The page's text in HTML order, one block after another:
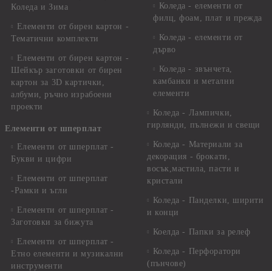
Коледа и Зима
Елементи от бирен картон -
Тематични комплекти
Елементи от бирен картон -
Шейкър заготовки от бирен
картон за 3D картички,
албуми, ръчно израбоени
проекти
Елементи от шперплат
Елементи от шперплат -
Букви и цифри
Елементи от шперплат
-Рамки и ъгли
Елементи от шперплат -
Заготовки за бижута
Елементи от шперплат -
Етно елементи и музикални
инструменти
Коледа - елементи от
филц, фоам, плат и прежда
Коледа - елементи от
дърво
Коледа - звънчета,
камбанки и метални
елементи
Коледа - Лампички,
гирлянди, пълнежи и свещи
Коледа - Материали за
декорация - брокати,
восък,мастила, пасти и
кристали
Коледа - Панделки, ширити
и конци
Коелда - Папки за релеф
Коледа - Перфоратори
(пънчове)